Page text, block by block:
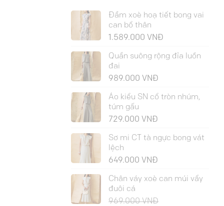
Đầm xoè hoạ tiết bong vai
can bổ thân
1.589.000 VNĐ
Quần suông rộng đỉa luồn
đai
989.000 VNĐ
Áo kiểu SN cổ tròn nhúm,
túm gấu
729.000 VNĐ
Sơ mi CT tà ngực bong vát
lệch
649.000 VNĐ
Chân váy xoè can múi vẩy
đuôi cá
969.000VNĐ